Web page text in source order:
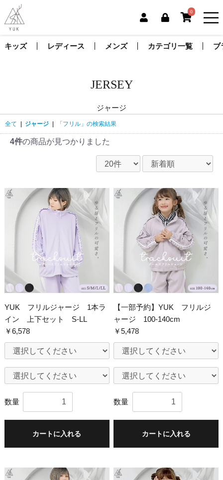
0
キッズ レディース メンズ カテゴリ一覧 ブ
JERSEY
ジャージ
全て ジャージ 「フリル」の検索結果
4件の商品が見つかりました
YUK フリルジャージ 1本ラ
イン 上下セット S-LL
￥6,578
数量
カートに入れる
【一部予約】YUK フリルジ
ャージ 100-140cm
￥5,478
数量
カートに入れる